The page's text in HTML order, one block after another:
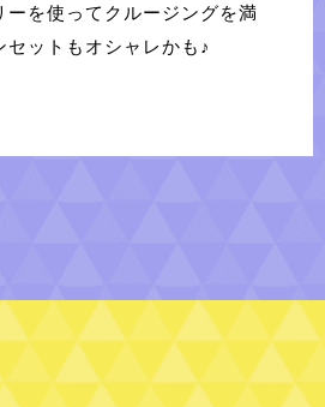
ーを使ってクルージングを満
ットもオシャレかも♪